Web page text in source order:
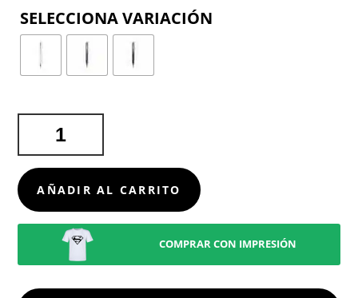
CANTIDAD
AÑADIR AL CARRITO
COMPRAR CON IMPRESIÓN